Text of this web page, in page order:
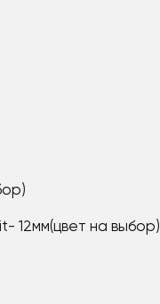
12мм(цвет на выбор)